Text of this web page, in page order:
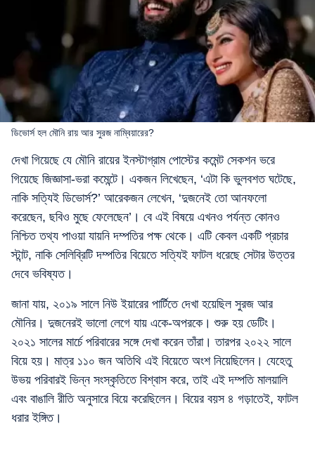
ডিভোর্স হল মৌনি রায় আর সুরজ নাম্বিয়ারের?
দেখা গিয়েছে যে মৌনি রায়ের ইনস্টাগ্রাম পোস্টের কমেন্ট সেকশন ভরে
গিয়েছে জিজ্ঞাসা-ভরা কমেন্টে। একজন লিখেছেন, ‘এটা কি ভুলবশত ঘটেছে,
নাকি সত্যিই ডিভোর্স?’ আরেকজন লেখেন, ‘দুজনেই তো আনফলো
করেছেন, ছবিও মুছে ফেলেছেন’। বে এই বিষয়ে এখনও পর্যন্ত কোনও
নিশ্চিত তথ্য পাওয়া যায়নি দম্পতির পক্ষ থেকে। এটি কেবল একটি প্রচার
স্টান্ট, নাকি সেলিব্রিটি দম্পতির বিয়েতে সত্যিই ফাটল ধরেছে সেটার উত্তর
দেবে ভবিষ্যত।
জানা যায়, ২০১৯ সালে নিউ ইয়ারের পার্টিতে দেখা হয়েছিল সুরজ আর
মৌনির। দুজনেরই ভালো লেগে যায় একে-অপরকে। শুরু হয় ডেটিং।
২০২১ সালের মার্চে পরিবারের সঙ্গে দেখা করেন তাঁরা। তারপর ২০২২ সালে
বিয়ে হয়। মাত্র ১১০ জন অতিথি এই বিয়েতে অংশ নিয়েছিলেন। যেহেতু
উভয় পরিবারই ভিন্ন সংস্কৃতিতে বিশ্বাস করে, তাই এই দম্পতি মালয়ালি
এবং বাঙালি রীতি অনুসারে বিয়ে করেছিলেন। বিয়ের বয়স ৪ গড়াতেই, ফাটল
ধরার ইঙ্গিত।